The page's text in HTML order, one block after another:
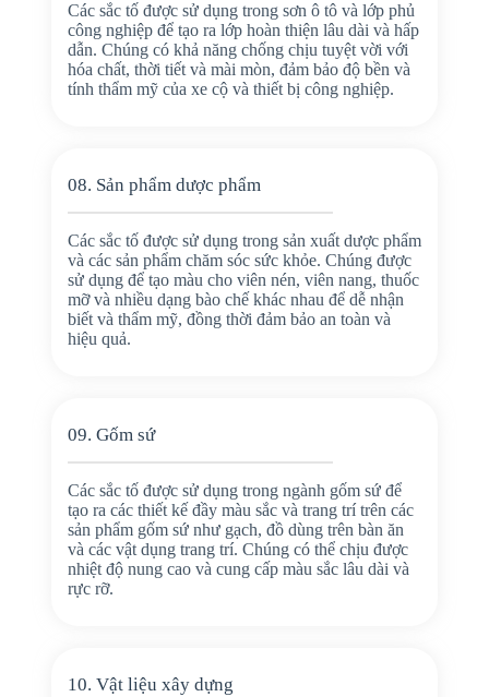
Các sắc tố được sử dụng trong sơn ô tô và lớp phủ
công nghiệp để tạo ra lớp hoàn thiện lâu dài và hấp
dẫn. Chúng có khả năng chống chịu tuyệt vời với
hóa chất, thời tiết và mài mòn, đảm bảo độ bền và
tính thẩm mỹ của xe cộ và thiết bị công nghiệp.
08. Sản phẩm dược phẩm
Các sắc tố được sử dụng trong sản xuất dược phẩm
và các sản phẩm chăm sóc sức khỏe. Chúng được
sử dụng để tạo màu cho viên nén, viên nang, thuốc
mỡ và nhiều dạng bào chế khác nhau để dễ nhận
biết và thẩm mỹ, đồng thời đảm bảo an toàn và
hiệu quả.
09. Gốm sứ
Các sắc tố được sử dụng trong ngành gốm sứ để
tạo ra các thiết kế đầy màu sắc và trang trí trên các
sản phẩm gốm sứ như gạch, đồ dùng trên bàn ăn
và các vật dụng trang trí. Chúng có thể chịu được
nhiệt độ nung cao và cung cấp màu sắc lâu dài và
rực rỡ.
10. Vật liệu xây dựng